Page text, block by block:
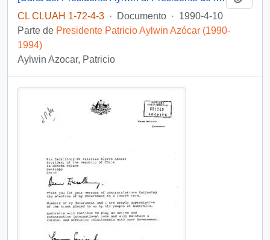
CL CLUAH 1-72-4-3 · Documento · 1990-4-10
Parte de Presidente Patricio Aylwin Azócar (1990-
1994)
Aylwin Azocar, Patricio